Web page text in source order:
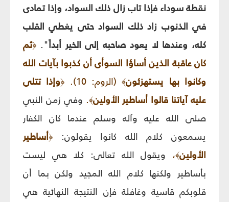
نقطة سوداء فإذا تاب زال ذلك السواد، وإذا تمادى
في الذنوب زاد ذلك السواد حتى يغطي القلب
كله، وعندها لا يعود صاحبه إلى الخير أبداً". ﴿ثم
كان عاقبة الذين أساؤا السوأى أن كذبوا بآيات الله
وكانوا بها يستهزئون﴾(الروم: 10). ﴿وإذا تتلى
عليه آياتنا قالوا أساطير الأولين﴾. وفي زمن النبي
صلى الله عليه وآله وسلم عندما كان الكفار
يسمعون كلام الله كانوا يقولون:
﴿أساطير
الأولين﴾، ويقول الله تعالى: كلا هي ليست
بأساطير ولكنها كلام الله المجيد ولكن بما أن
قلوبكم قاسية وغافلة فإن النتيجة النهائية هي